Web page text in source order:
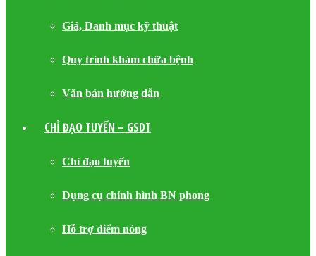
Giá, Danh mục kỹ thuật
Quy trình khám chữa bệnh
Văn bản hướng dẫn
CHỈ ĐẠO TUYẾN – GSDT
Chỉ đạo tuyến
Dụng cụ chỉnh hình BN phong
Hỗ trợ điểm nóng